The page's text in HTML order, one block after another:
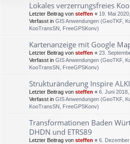
Lokales verzerrungsfreies
Letzter Beitrag von steffen « 19. Mai
Verfasst in GIS Anwendungen (GeoTKF,
KooTransSN, FreeGPSKonv)
Kartenanzeige mit Google
Letzter Beitrag von steffen « 23.
Verfasst in GIS Anwendungen (GeoTKF,
KooTransSN, FreeGPSKonv)
Strukturänderung Inspire
Letzter Beitrag von steffen « 6. Juni
Verfasst in GIS Anwendungen (GeoTKF,
KooTransSN, FreeGPSKonv)
Transformationen Baden
DHDN und ETRS89
Letzter Beitrag von steffen « 6.